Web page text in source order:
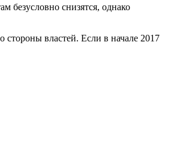
безусловно снизятся, однако
стороны властей. Если в начале 2017